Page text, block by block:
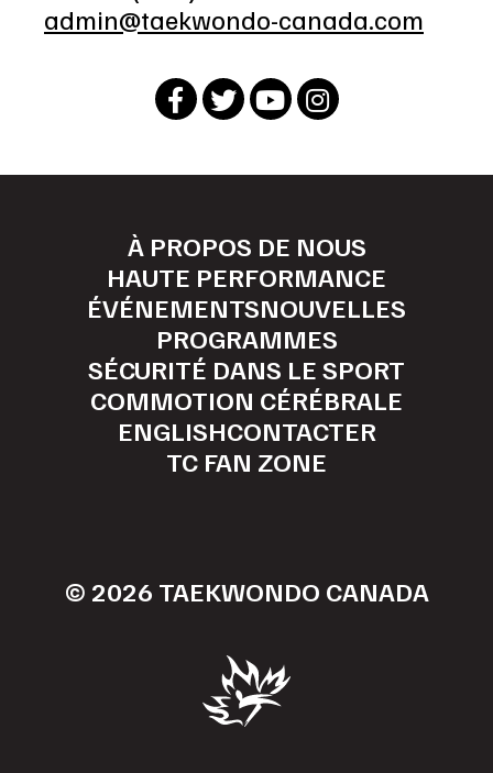
admin@taekwondo-canada.com
À PROPOS DE NOUS
HAUTE PERFORMANCE
ÉVÉNEMENTSNOUVELLES
PROGRAMMES
SÉCURITÉ DANS LE SPORT
COMMOTION CÉRÉBRALE
ENGLISHCONTACTER
TC FAN ZONE
© 2026 TAEKWONDO CANADA